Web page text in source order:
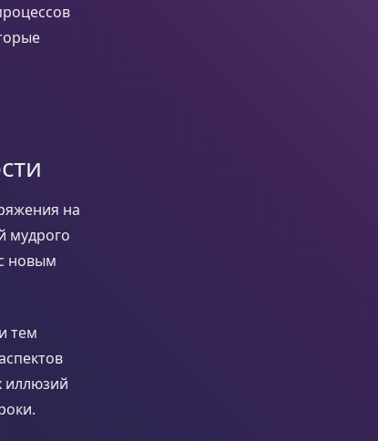
на
мудрого
новым
тем
иллюзий